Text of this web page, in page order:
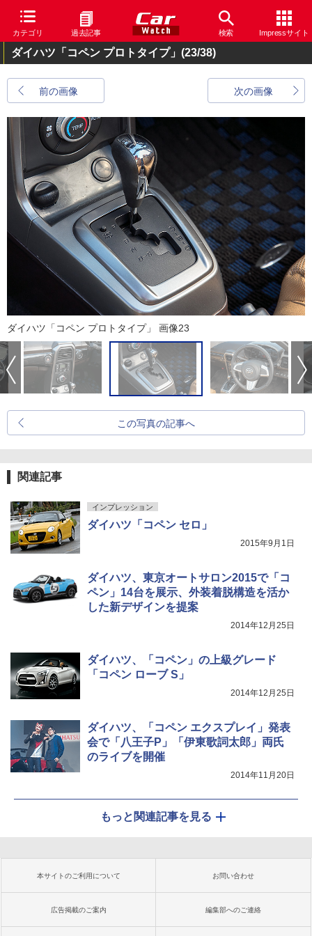
カテゴリ 過去記事 検索 Impressサイト
ダイハツ「コペン プロトタイプ」 (23/38)
前の画像 次の画像
ダイハツ「コペン プロトタイプ」 画像23
この写真の記事へ
関連記事
インプレッション
ダイハツ「コペン セロ」
2015年9月1日
ダイハツ、東京オートサロン2015で「コ
ペン」14台を展示、外装着脱構造を活か
した新デザインを提案
2014年12月25日
ダイハツ、「コペン」の上級グレード
「コペン ローブ S」
2014年12月25日
ダイハツ、「コペン エクスプレイ」発表
会で「八王子P」「伊東歌詞太郎」両氏
のライブを開催
2014年11月20日
もっと関連記事を見る
本サイトのご利用について お問い合わせ
広告掲載のご案内 編集部へのご連絡